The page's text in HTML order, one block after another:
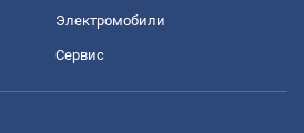
Электромобили
Сервис